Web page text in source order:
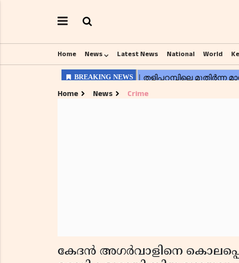
Home News Latest News National World
Home News Crime
കേദൻ അഗർവാളിനെ